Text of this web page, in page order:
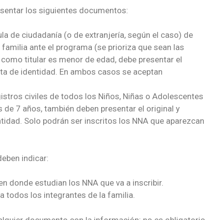
los siguientes documentos:
de ciudadanía (o de extranjería, según el caso) de
ante el programa (se prioriza que sean las
titular es menor de edad, debe presentar el
de identidad. En ambos casos se aceptan
civiles de todos los Niños, Niñas o Adolescentes
de 7 años, también deben presentar el original y
Solo podrán ser inscritos los NNA que aparezcan
indicar:
donde estudian los NNA que va a inscribir.
todos los integrantes de la familia.